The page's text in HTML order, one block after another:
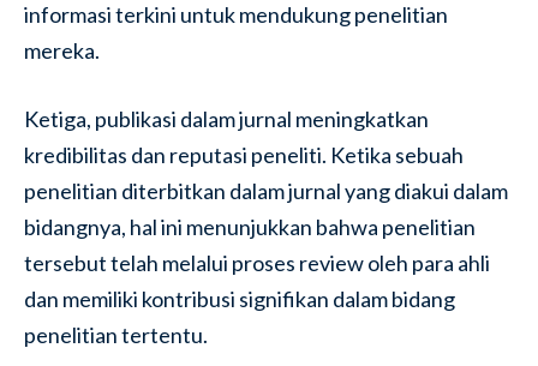
informasi terkini untuk mendukung penelitian
mereka.
Ketiga, publikasi dalam jurnal meningkatkan
kredibilitas dan reputasi peneliti. Ketika sebuah
penelitian diterbitkan dalam jurnal yang diakui dalam
bidangnya, hal ini menunjukkan bahwa penelitian
tersebut telah melalui proses review oleh para ahli
dan memiliki kontribusi signifikan dalam bidang
penelitian tertentu.